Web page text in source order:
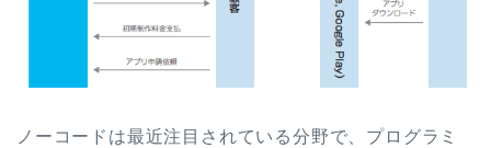
ノーコードは最近注目されている分野で、プログラミ